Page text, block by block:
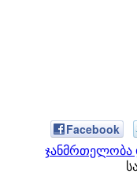
Facebook
ჯანმრთელობა